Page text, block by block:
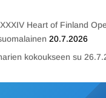
Heart of Finland
20.7.2026
kokoukseen su